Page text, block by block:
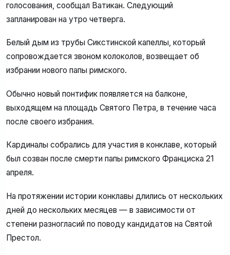
голосования, сообщал Ватикан. Следующий
запланирован на утро четверга.
Белый дым из трубы Сикстинской капеллы, который
сопровождается звоном колоколов, возвещает об
избрании нового папы римского.
Обычно новый понтифик появляется на балконе,
выходящем на площадь Святого Петра, в течение часа
после своего избрания.
Кардиналы собрались для участия в конклаве, который
был созван после смерти папы римского Франциска 21
апреля.
На протяжении истории конклавы длились от нескольких
дней до нескольких месяцев — в зависимости от
степени разногласий по поводу кандидатов на Святой
Престол.